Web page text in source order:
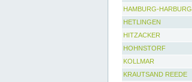
HAMBURG-HARBURG
HETLINGEN
HITZACKER
HOHNSTORF
KOLLMAR
KRAUTSAND REEDE